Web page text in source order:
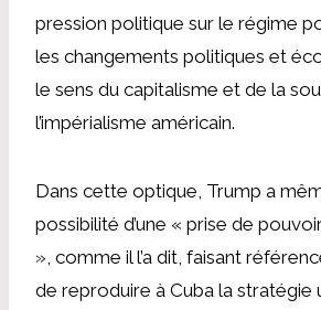
pression politique sur le régime
les changements politiques et
le sens du capitalisme et de la
l’impérialisme américain.
Dans cette optique, Trump a
possibilité d’une « prise de
», comme il l’a dit, faisant
de reproduire à Cuba la stratégie